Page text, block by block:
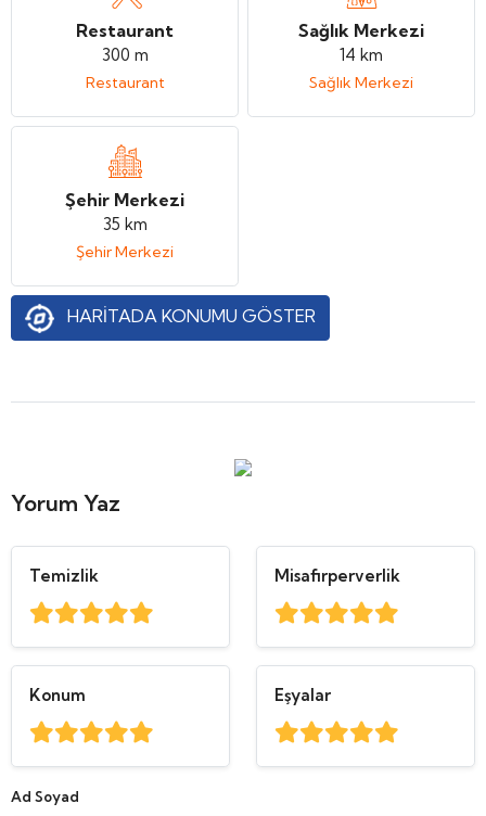
Restaurant
300 m
Restaurant
Sağlık Merkezi
14 km
Sağlık Merkezi
Şehir Merkezi
35 km
Şehir Merkezi
HARİTADA KONUMU GÖSTER
Yorum Yaz
Temizlik Misafirperverlik
Konum Eşyalar
Ad Soyad